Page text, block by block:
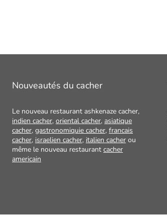
Nouveautés du cacher
Le nouveau restaurant ashkenaze cacher,
indien cacher, oriental cacher, asiatique
cacher, gastronomiquie cacher, francais
cacher, israelien cacher, italien cacher ou
même le nouveau restaurant cacher
americain